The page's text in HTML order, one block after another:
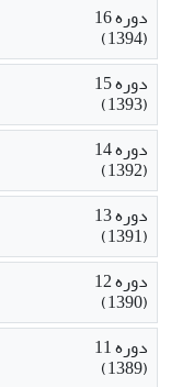
دوره 16
(1394)
دوره 15
(1393)
دوره 14
(1392)
دوره 13
(1391)
دوره 12
(1390)
دوره 11
(1389)